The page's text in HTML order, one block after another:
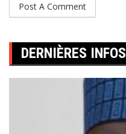
DERNIÈRES INFOS